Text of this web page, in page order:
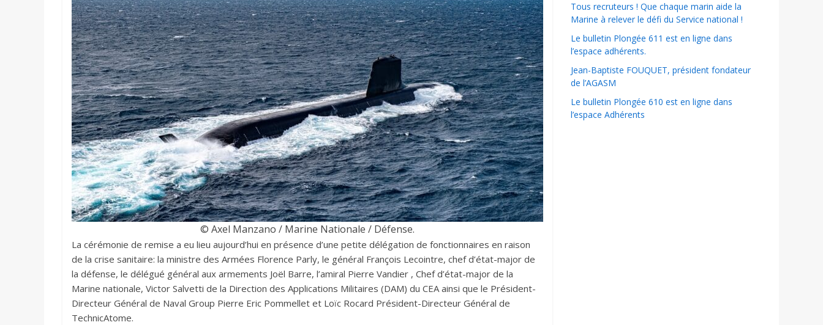
© Axel Manzano / Marine Nationale / Défense.
La cérémonie de remise a eu lieu aujourd’hui en présence d’une petite délégation de fonctionnaires en raison
de la crise sanitaire: la ministre des Armées Florence Parly, le général François Lecointre, chef d’état-major de
la défense, le délégué général aux armements Joël Barre, l’amiral Pierre Vandier , Chef d’état-major de la
Marine nationale, Victor Salvetti de la Direction des Applications Militaires (DAM) du CEA ainsi que le Président-
Directeur Général de Naval Group Pierre Eric Pommellet et Loïc Rocard Président-Directeur Général de
TechnicAtome.
Tous recruteurs ! Que chaque marin aide la
Marine à relever le défi du Service national !
Le bulletin Plongée 611 est en ligne dans
l’espace adhérents.
Jean-Baptiste FOUQUET, président fondateur
de l’AGASM
Le bulletin Plongée 610 est en ligne dans
l’espace Adhérents